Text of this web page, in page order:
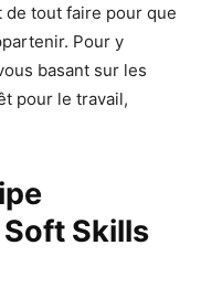
de tout faire pour que
Pour y
basant sur les
pour le travail,
Skills